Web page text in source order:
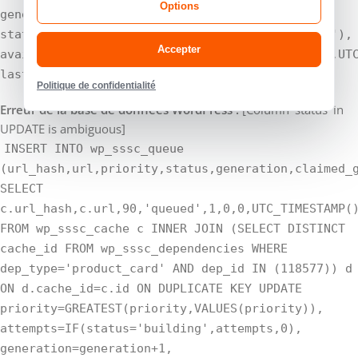
Options
Accepter
Politique de confidentialité
generation=generation+1,
status=IF(status='building','building','queued'),
last_error='', updated_at=UTC_TIMESTAMP()
Erreur de la base de données WordPress :[Column 'status' in
UPDATE is ambiguous]
INSERT INTO wp_sssc_queue
SELECT
FROM wp_sssc_cache c INNER JOIN (SELECT DISTINCT
cache_id FROM wp_sssc_dependencies WHERE
dep_type='product_card' AND dep_id IN (118577)) d
ON d.cache_id=c.id ON DUPLICATE KEY UPDATE
priority=GREATEST(priority,VALUES(priority)),
attempts=IF(status='building',attempts,0),
generation=generation+1,